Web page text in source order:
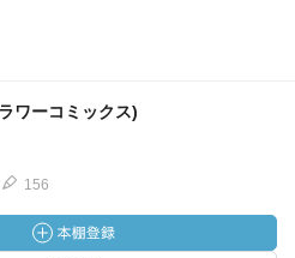
ワーコミックス)
156